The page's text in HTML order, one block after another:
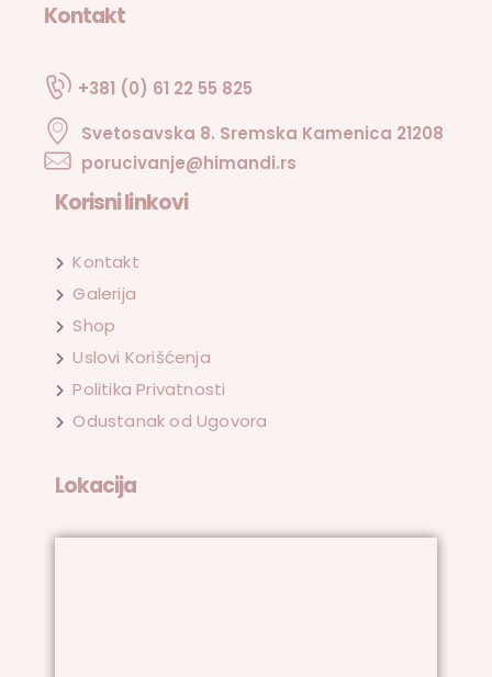
Kontakt
+381 (0) 61 22 55 825
Svetosavska 8. Sremska Kamenica 21208
porucivanje@himandi.rs
Korisni linkovi
Kontakt
Galerija
Shop
Uslovi Korišćenja
Politika Privatnosti
Odustanak od Ugovora
Lokacija